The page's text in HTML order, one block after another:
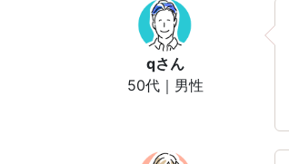
qさん
50代｜男性